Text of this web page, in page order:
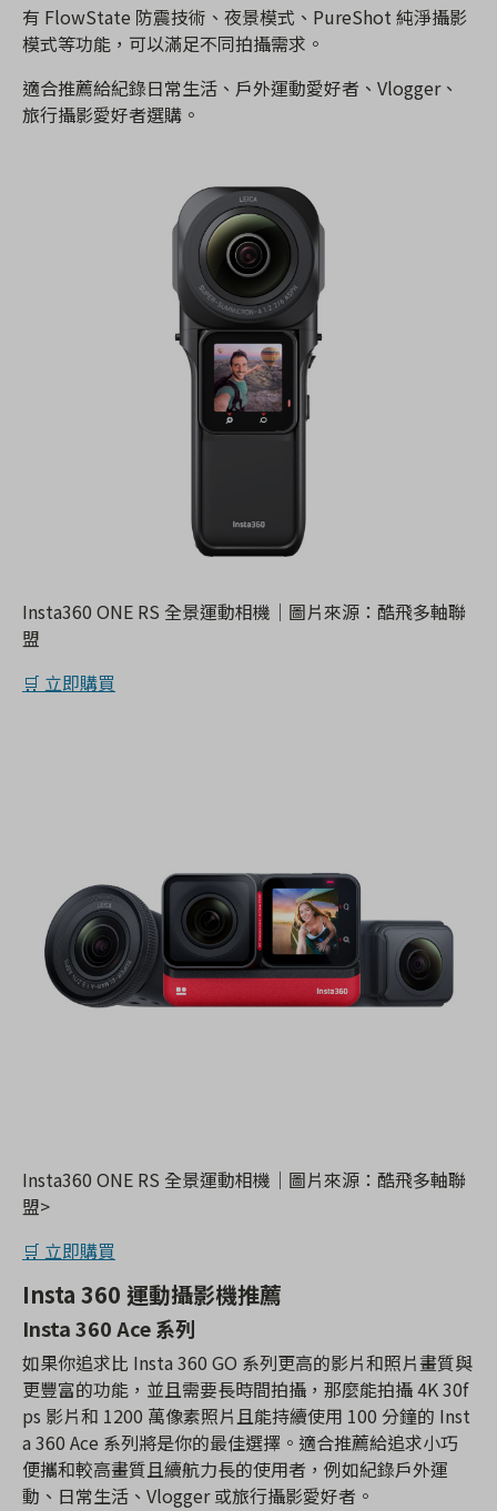
有 FlowState 防震技術、夜景模式、PureShot 純淨攝影
模式等功能，可以滿足不同拍攝需求。
適合推薦給紀錄日常生活、戶外運動愛好者、Vlogger、
旅行攝影愛好者選購。
Insta360 ONE RS 全景運動相機｜圖片來源：酷飛多軸聯
盟
🛒 立即購買
Insta360 ONE RS 全景運動相機｜圖片來源：酷飛多軸聯
盟>
🛒 立即購買
Insta 360 運動攝影機推薦
Insta 360 Ace 系列
如果你追求比 Insta 360 GO 系列更高的影片和照片畫質與
更豐富的功能，並且需要長時間拍攝，那麼能拍攝 4K 30f
ps 影片和 1200 萬像素照片且能持續使用 100 分鐘的 Inst
a 360 Ace 系列將是你的最佳選擇。適合推薦給追求小巧
便攜和較高畫質且續航力長的使用者，例如紀錄戶外運
動、日常生活、Vlogger 或旅行攝影愛好者。